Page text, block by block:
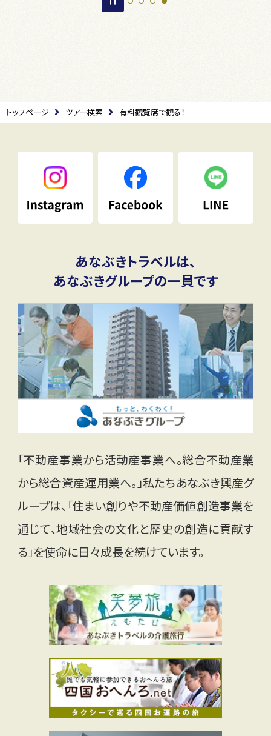
トップページ ツアー検索 有料観覧席で観る！
あなぶきトラベルは、
あなぶきグループの一員です
「不動産事業から活動産事業へ。総合不動産業
から総合資産運用業へ。」私たちあなぶき興産グ
ループは、「住まい創りや不動産価値創造事業を
通じて、地域社会の文化と歴史の創造に貢献す
る」を使命に日々成長を続けています。